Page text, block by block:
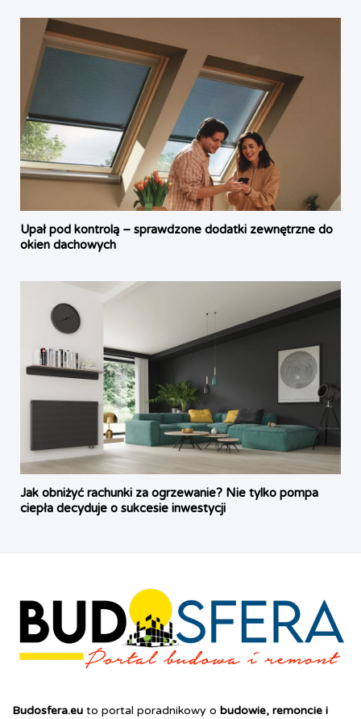
Upał pod kontrolą – sprawdzone dodatki zewnętrzne do
okien dachowych
Jak obniżyć rachunki za ogrzewanie? Nie tylko pompa
ciepła decyduje o sukcesie inwestycji
Budosfera.eu to portal poradnikowy o budowie, remoncie i